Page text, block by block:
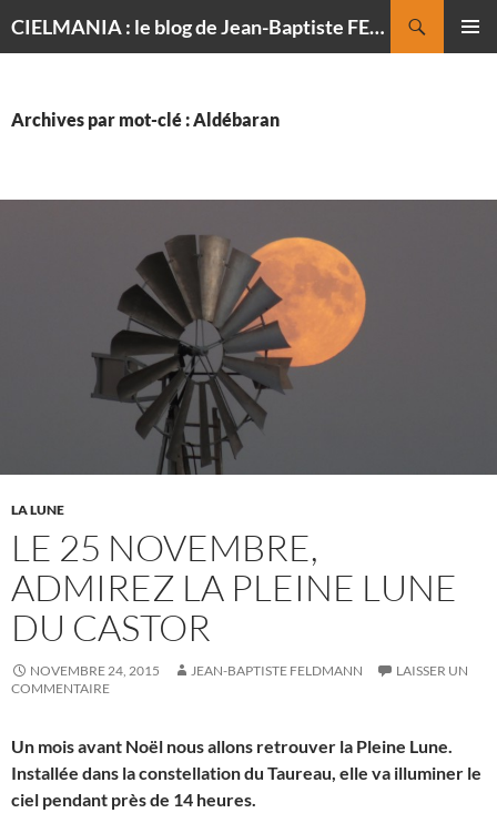
CIELMANIA : le blog de Jean-Baptiste FELDMANN, photographe du ciel
Archives par mot-clé : Aldébaran
LA LUNE
LE 25 NOVEMBRE,
ADMIREZ LA PLEINE LUNE
DU CASTOR
NOVEMBRE 24, 2015 JEAN-BAPTISTE FELDMANN
LAISSER UN
COMMENTAIRE
Un mois avant Noël nous allons retrouver la Pleine Lune.
Installée dans la constellation du Taureau, elle va illuminer le
ciel pendant près de 14 heures.